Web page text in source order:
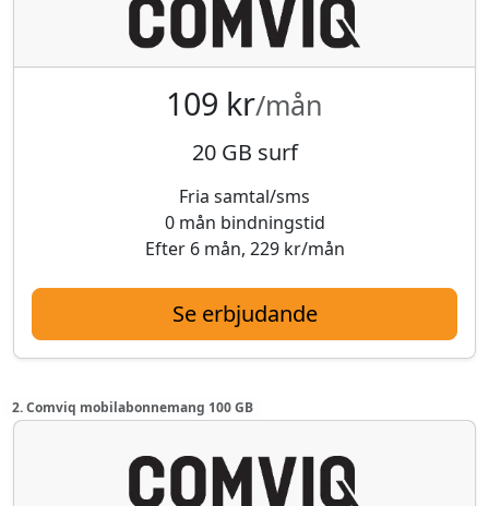
109 kr/mån
20 GB surf
Fria samtal/sms
0 mån bindningstid
Efter 6 mån, 229 kr/mån
Se erbjudande
2. Comviq mobilabonnemang 100 GB